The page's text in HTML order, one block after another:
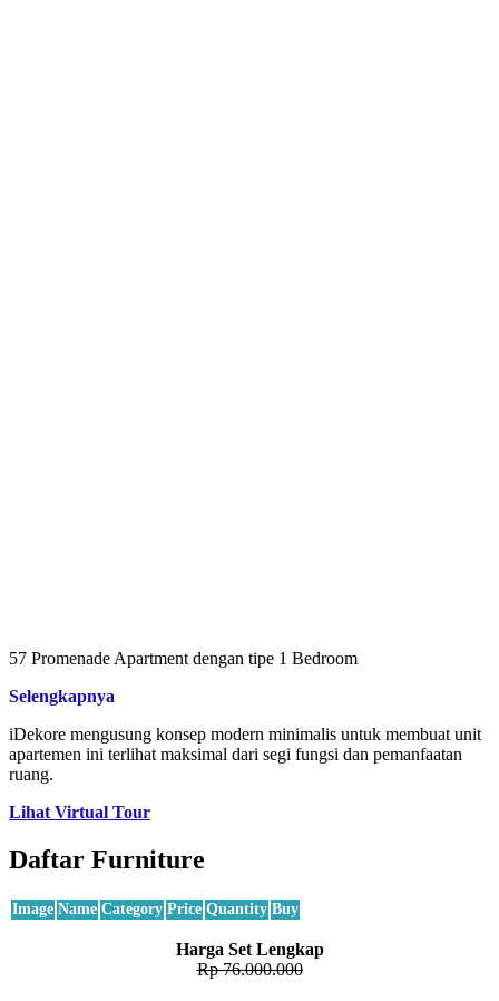
57 Promenade Apartment dengan tipe 1 Bedroom
Selengkapnya
iDekore mengusung konsep modern minimalis untuk membuat unit
apartemen ini terlihat maksimal dari segi fungsi dan pemanfaatan
ruang.
Lihat Virtual Tour
Daftar Furniture
Image Name Category Price Quantity Buy
Harga Set Lengkap
Rp 76.000.000